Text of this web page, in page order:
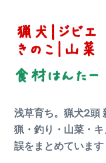
content
狩
猟
|
ジ
ビ
エ
浅草育ち。猟犬2頭
猟・釣り・山菜・
誤をまとめています